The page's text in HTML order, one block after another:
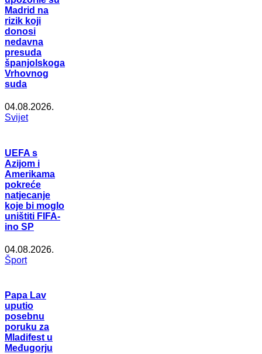
Madrid na
rizik koji
donosi
nedavna
presuda
španjolskoga
Vrhovnog
suda
04.08.2026.
Svijet
UEFA s
Azijom i
Amerikama
pokreće
natjecanje
koje bi moglo
uništiti FIFA-
ino SP
04.08.2026.
Šport
Papa Lav
uputio
posebnu
poruku za
Mladifest u
Međugorju